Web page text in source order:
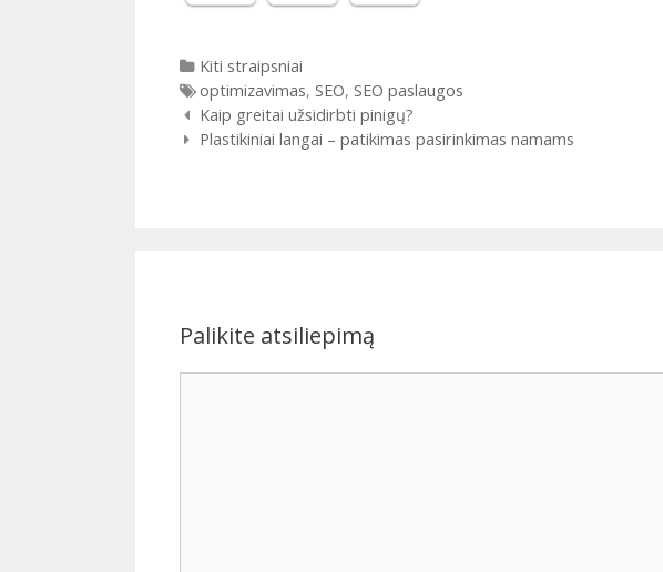
Kategorijos
Kiti straipsniai
Gairės
optimizavimas, SEO, SEO paslaugos
Įrašų navigacija
Kaip greitai užsidirbti pinigų?
Plastikiniai langai – patikimas pasirinkimas namams
Palikite atsiliepimą